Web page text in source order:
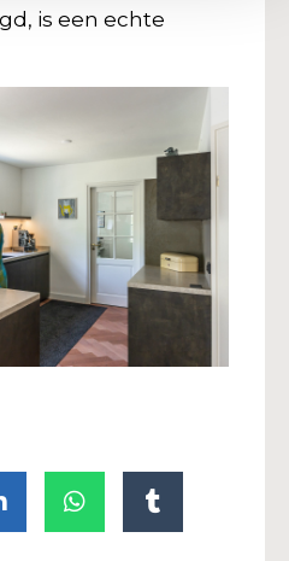
is een echte